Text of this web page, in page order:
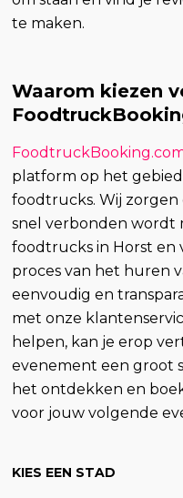
te maken.
Waarom kiezen
platform op het
foodtrucks. Wij
snel verbonden wordt
foodtrucks in Horst en
proces van het huren
eenvoudig en
met onze
helpen, kan je erop
evenement een groot
het ontdekken en
voor jouw volgende
KIES EEN STAD